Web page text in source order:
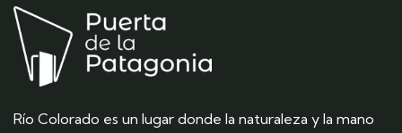
Río Colorado es un lugar donde la naturaleza y la mano